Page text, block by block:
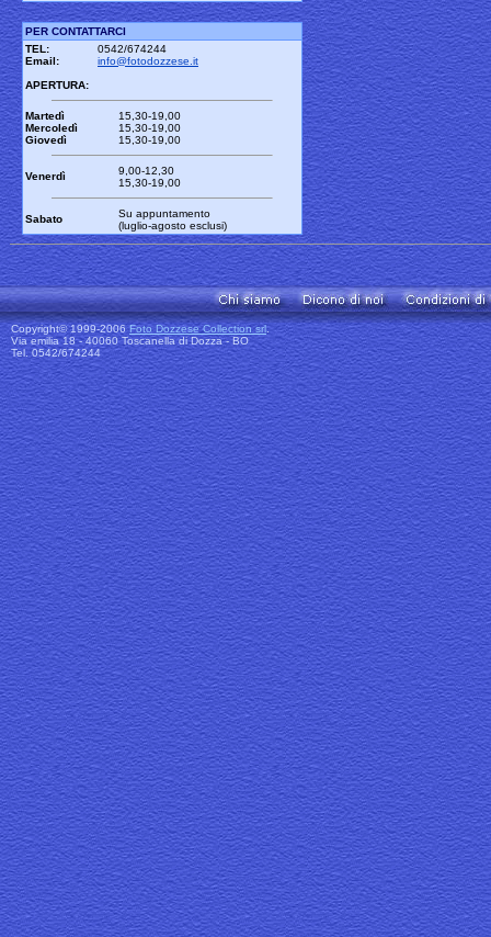
PER CONTATTARCI
TEL:
0542/674244
Email:
info@fotodozzese.it
APERTURA:
Martedì
Mercoledì
Giovedì
15,30-19,00
15,30-19,00
15,30-19,00
Venerdì
9,00-12,30
15,30-19,00
Sabato
Su appuntamento
(luglio-agosto esclusi)
Copyright© 1999-2006Foto Dozzese Collection srl.
Via emilia 18 - 40060 Toscanella di Dozza - BO
Tel. 0542/674244